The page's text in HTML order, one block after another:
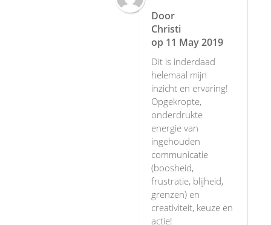
Door
Christi
op 11 May 2019
Dit is inderdaad
helemaal mijn
inzicht en ervaring!
Opgekropte,
onderdrukte
energie van
ingehouden
communicatie
(boosheid,
frustratie, blijheid,
grenzen) en
creativiteit, keuze en
actie!